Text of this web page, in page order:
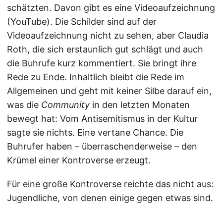
schätzten. Davon gibt es eine Videoaufzeichnung
(YouTube). Die Schilder sind auf der
Videoaufzeichnung nicht zu sehen, aber Claudia
Roth, die sich erstaunlich gut schlägt und auch
die Buhrufe kurz kommentiert. Sie bringt ihre
Rede zu Ende. Inhaltlich bleibt die Rede im
Allgemeinen und geht mit keiner Silbe darauf ein,
was die Community in den letzten Monaten
bewegt hat: Vom Antisemitismus in der Kultur
sagte sie nichts. Eine vertane Chance. Die
Buhrufer haben – überraschenderweise – den
Krümel einer Kontroverse erzeugt.
Für eine große Kontroverse reichte das nicht aus:
Jugendliche, von denen einige gegen etwas sind.